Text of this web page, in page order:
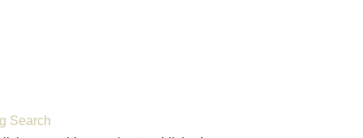
Search